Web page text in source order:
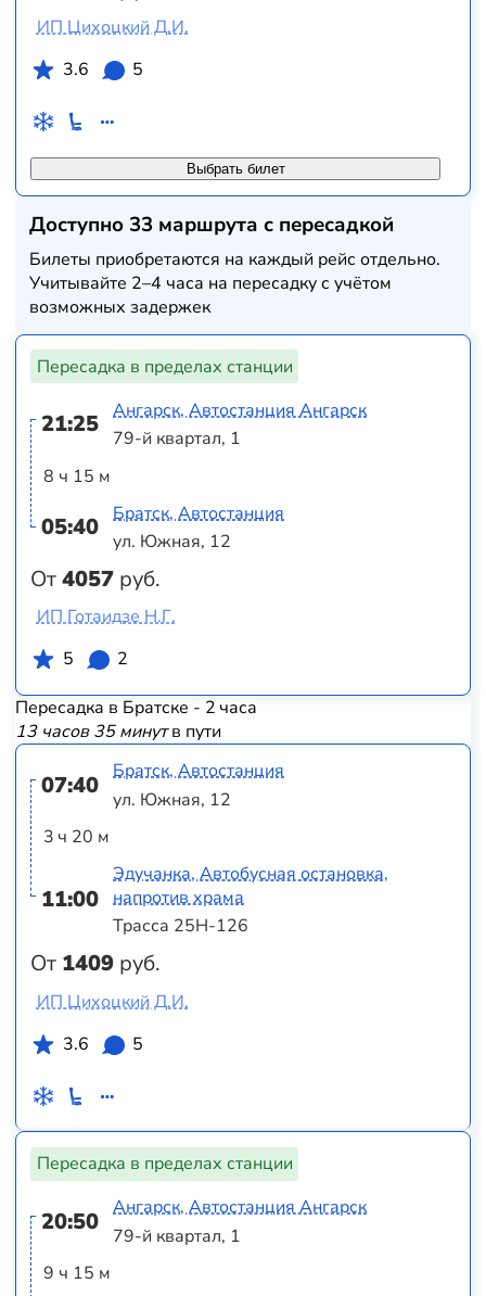
Выбрать билет
ИП Цихоцкий Д.И.
3.6
5
Доступно 33 маршрута с пересадкой
Билеты приобретаются на каждый рейс отдельно.
Учитывайте 2–4 часа на пересадку с учётом
возможных задержек
Пересадка в пределах станции
21:25
8 ч 15 м
05:40
От4057 руб.
Ангарск, Автостанция Ангарск
79-й квартал, 1
Братск, Автостанция
ул. Южная, 12
ИП Готаидзе Н.Г.
5
2
Пересадка в Братске - 2 часа
13 часов 35 минутв пути
07:40
3 ч 20 м
11:00
От 1409 руб.
Братск, Автостанция
ул. Южная, 12
Эдучанка, Автобусная остановка,
напротив храма
Трасса 25Н-126
ИП Цихоцкий Д.И.
3.6
5
Пересадка в пределах станции
20:50
9 ч 15 м
Ангарск, Автостанция Ангарск
79-й квартал, 1